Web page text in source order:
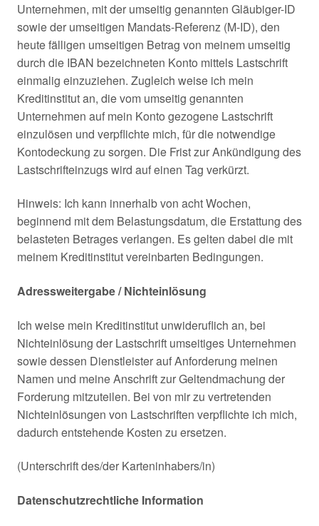
Unternehmen, mit der umseitig genannten Gläubiger-ID
sowie der umseitigen Mandats-Referenz (M-ID), den
heute fälligen umseitigen Betrag von meinem umseitig
durch die IBAN bezeichneten Konto mittels Lastschrift
einmalig einzuziehen. Zugleich weise ich mein
Kreditinstitut an, die vom umseitig genannten
Unternehmen auf mein Konto gezogene Lastschrift
einzulösen und verpflichte mich, für die notwendige
Kontodeckung zu sorgen. Die Frist zur Ankündigung des
Lastschrifteinzugs wird auf einen Tag verkürzt.
Hinweis: Ich kann innerhalb von acht Wochen,
beginnend mit dem Belastungsdatum, die Erstattung des
belasteten Betrages verlangen. Es gelten dabei die mit
meinem Kreditinstitut vereinbarten Bedingungen.
Adressweitergabe / Nichteinlösung
Ich weise mein Kreditinstitut unwideruflich an, bei
Nichteinlösung der Lastschrift umseitiges Unternehmen
sowie dessen Dienstleister auf Anforderung meinen
Namen und meine Anschrift zur Geltendmachung der
Forderung mitzuteilen. Bei von mir zu vertretenden
Nichteinlösungen von Lastschriften verpflichte ich mich,
dadurch entstehende Kosten zu ersetzen.
(Unterschrift des/der Karteninhabers/in)
Datenschutzrechtliche Information